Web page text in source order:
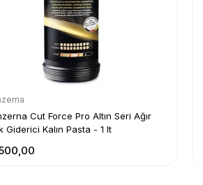
Cut Force Pro Altın Seri Ağır
Giderici Kalın Pasta - 1 lt